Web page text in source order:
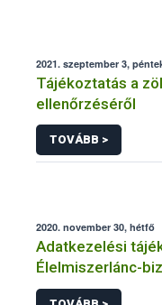
2021. szeptember 3,
Tájékoztatás a
ellenőrzéséről
TOVÁBB >
2020. november 30, hétfő
Adatkezelési
Élelmiszerlánc-
Rendszerben